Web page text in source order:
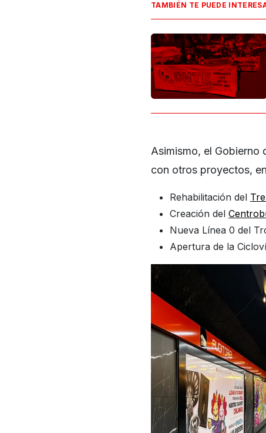
TAMBIÉN TE PUEDE
Asimismo, el Gobierno
con otros proyectos,
Rehabilitación del
Creación del
Nueva Línea 0 del
Apertura de la